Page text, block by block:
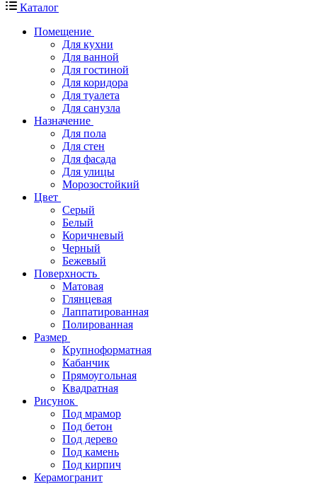
Каталог
Помещение
Для кухни
Для ванной
Для гостиной
Для коридора
Для туалета
Для санузла
Назначение
Для пола
Для стен
Для фасада
Для улицы
Морозостойкий
Цвет
Серый
Белый
Коричневый
Черный
Бежевый
Поверхность
Матовая
Глянцевая
Лаппатированная
Полированная
Размер
Крупноформатная
Кабанчик
Прямоугольная
Квадратная
Рисунок
Под мрамор
Под бетон
Под дерево
Под камень
Под кирпич
Керамогранит